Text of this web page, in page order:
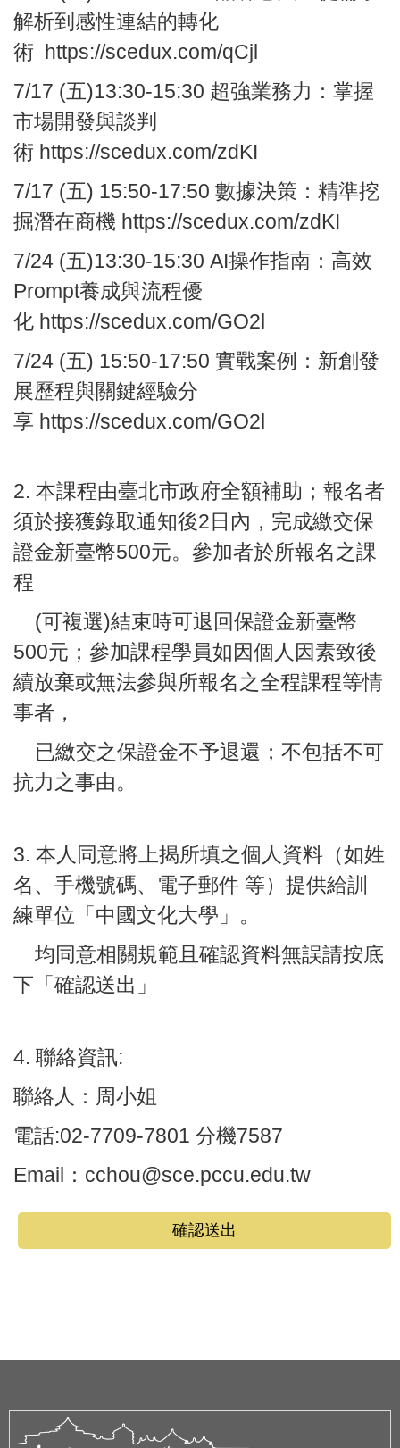
解析到感性連結的轉化
術 https://scedux.com/qCjl
7/17 (五)13:30-15:30 超強業務力： 掌握
市場開發與談判
術 https://scedux.com/zdKI
7/17 (五) 15:50-17:50 數據決策： 精準挖
掘潛在商機 https://scedux.com/zdKI
7/24 (五)13:30-15:30 AI操作指南： 高效
Prompt養成與流程優
化 https://scedux.com/GO2l
7/24 (五) 15:50-17:50 實戰案例： 新創發
展歷程與關鍵經驗分
享 https://scedux.com/GO2l
2. 本課程由臺北市政府全額補助；報名者
須於接獲錄取通知後2日內，完成繳交保
證金新臺幣500元。參加者於所報名之課
程
(可複選)結束時可退回保證金新臺幣
500元；參加課程學員如因個人因素致後
續放棄或無法參與所報名之全程課程等情
事者，
已繳交之保證金不予退還；不包括不可
抗力之事由。
3. 本人同意將上揭所填之個人資料（如姓
名、手機號碼、電子郵件 等）提供給訓
練單位「中國文化大學」。
均同意相關規範且確認資料無誤請按底
下「確認送出」
4. 聯絡資訊:
聯絡人：周小姐
電話:02-7709-7801 分機7587
Email：cchou@sce.pccu.edu.tw
確認送出